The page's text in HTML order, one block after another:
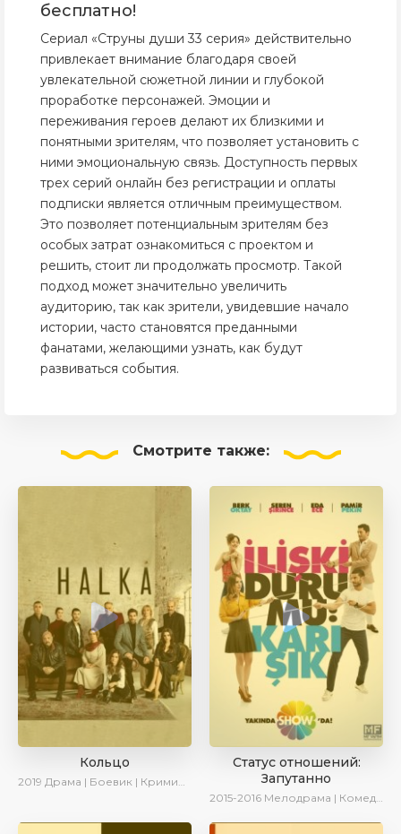
бесплатно!
Сериал «Струны души 33 серия» действительно
привлекает внимание благодаря своей
увлекательной сюжетной линии и глубокой
проработке персонажей. Эмоции и
переживания героев делают их близкими и
понятными зрителям, что позволяет установить с
ними эмоциональную связь. Доступность первых
трех серий онлайн без регистрации и оплаты
подписки является отличным преимуществом.
Это позволяет потенциальным зрителям без
особых затрат ознакомиться с проектом и
решить, стоит ли продолжать просмотр. Такой
подход может значительно увеличить
аудиторию, так как зрители, увидевшие начало
истории, часто становятся преданными
фанатами, желающими узнать, как будут
развиваться события.
Смотрите также:
Кольцо
2019 Драма | Боевик | Криминал
Статус отношений:
Запутанно
2015-2016 Мелодрама | Комедия